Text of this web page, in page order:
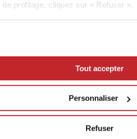
profilage, cliquez sur « Refuser ».
Tout accepter
Personnaliser
Refuser